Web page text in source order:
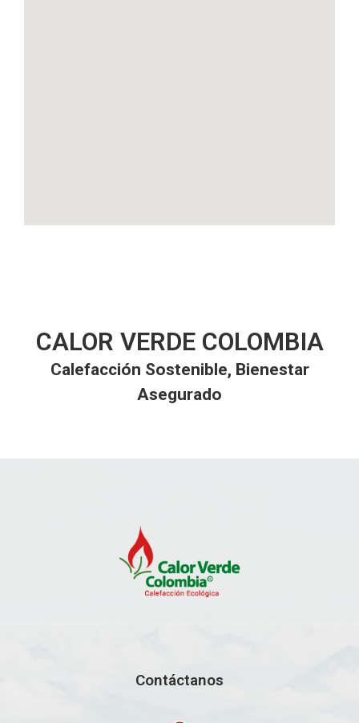
CALOR VERDE COLOMBIA
Calefacción Sostenible, Bienestar
Asegurado
Contáctanos